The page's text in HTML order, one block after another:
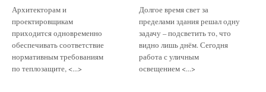
Архитекторам и
проектировщикам
приходится одновременно
обеспечивать соответствие
нормативным требованиям
по теплозащите, <...>
Долгое время свет за
пределами здания решал одну
задачу – подсветить то, что
видно лишь днём. Сегодня
работа с уличным
освещением <...>